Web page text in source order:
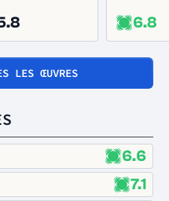
6.8
LES ŒUVRES
6.6
7.1